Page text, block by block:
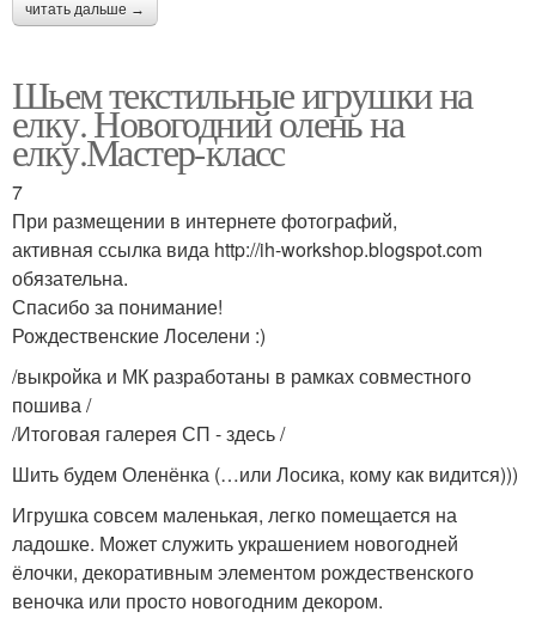
читать дальше →
Шьем текстильные игрушки на
елку. Новогодний олень на
елку.Мастер-класс
7
При размещении в интернете фотографий,
активная ссылка вида http://ih-workshop.blogspot.com
обязательна.
Спасибо за понимание!
Рождественские Лоселени :)
/выкройка и МК разработаны в рамках совместного
пошива /
/Итоговая галерея СП - здесь /
Шить будем Оленёнка (…или Лосика, кому как видится)))
Игрушка совсем маленькая, легко помещается на
ладошке. Может служить украшением новогодней
ёлочки, декоративным элементом рождественского
веночка или просто новогодним декором.